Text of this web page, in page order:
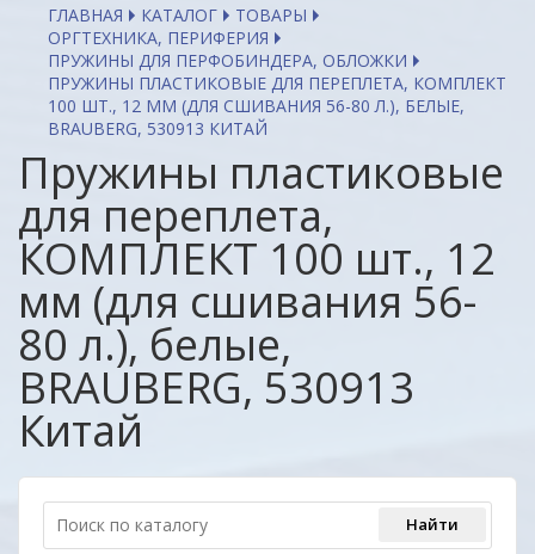
ГЛАВНАЯ КАТАЛОГ
ТОВАРЫ
ОРГТЕХНИКА, ПЕРИФЕРИЯ
ПРУЖИНЫ ДЛЯ ПЕРФОБИНДЕРА, ОБЛОЖКИ
ПРУЖИНЫ ПЛАСТИКОВЫЕ ДЛЯ ПЕРЕПЛЕТА, КОМПЛЕКТ
100 ШТ., 12 ММ (ДЛЯ СШИВАНИЯ 56-80 Л.), БЕЛЫЕ,
BRAUBERG, 530913 КИТАЙ
Пружины пластиковые
для переплета,
КОМПЛЕКТ 100 шт., 12
мм (для сшивания 56-
80 л.), белые,
BRAUBERG, 530913
Китай